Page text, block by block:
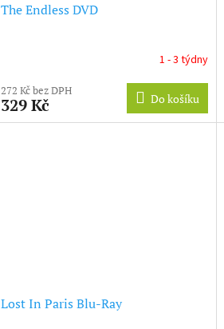
The Endless DVD
1 - 3 týdny
272 Kč bez DPH
329 Kč Do košíku
Lost In Paris Blu-Ray